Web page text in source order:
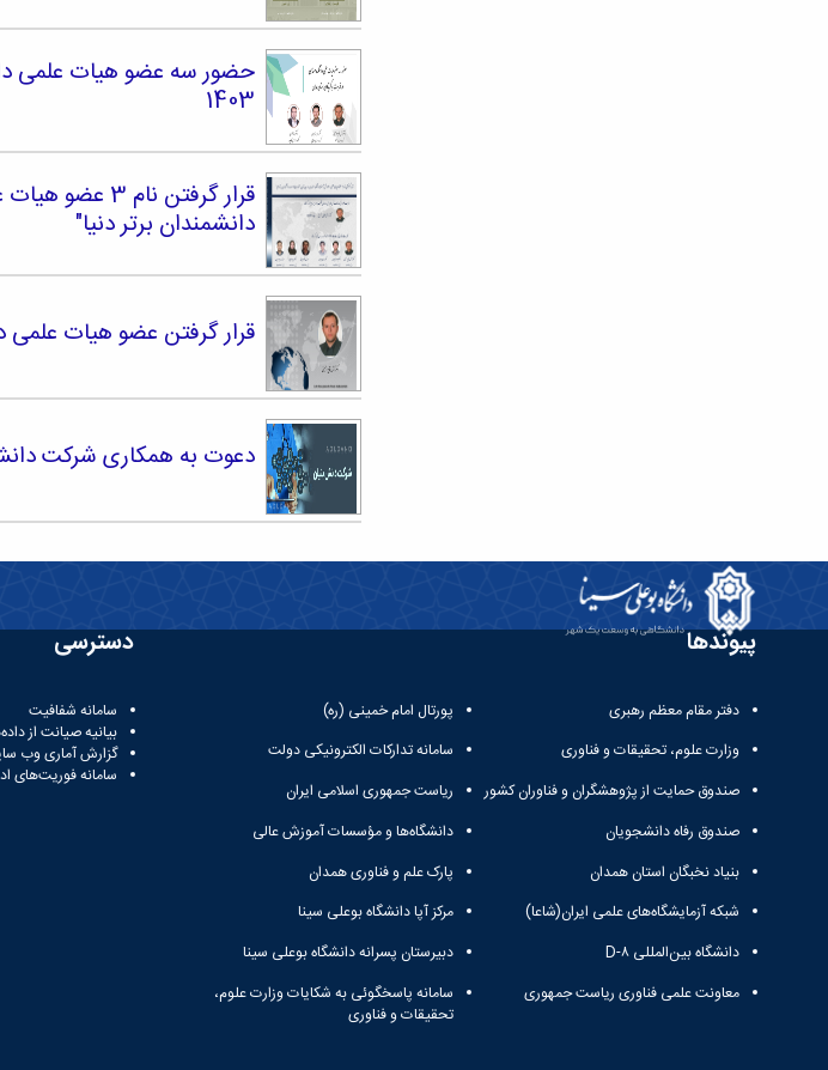
حضور سه عضو هیات علمی
1403
دانشمندان برتر دنیا"
قرار گرفتن عضو هیات علمی
دعوت به همکاری شرکت
پیوندها
دفتر مقام معظم رهبری
وزارت علوم، تحقیقات و فناوری
صندوق حمایت از پژوهشگران و فناوران کشور
صندوق رفاه دانشجویان
بنیاد نخبگان استان همدان
شبکه آزمایشگاه‌های علمی ایران(شاعا)
دانشگاه بین‌المللی D-۸
معاونت علمی فناوری ریاست جمهوری
پورتال امام خمینی (ره)
سامانه تدارکات الکترونیکی دولت
ریاست جمهوری اسلامی ایران
دانشگاه‌ها و مؤسسات آموزش عالی
پارک علم و فناوری همدان
مرکز آپا دانشگاه بوعلی سینا
دبیرستان پسرانه دانشگاه بوعلی سینا
سامانه پاسخگوئی به شکایات وزارت علوم،
تحقیقات و فناوری
دسترسی
سامانه شفافیت
بیانیه صیانت از
گزارش آماری وب‌
سامانه فوریت‌های